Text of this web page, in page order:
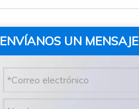
ENVÍANOS UN MENSAJE